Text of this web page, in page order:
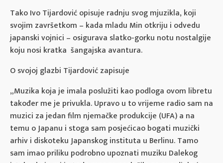
Tako Ivo Tijardović opisuje radnju svog mjuzikla, koji
svojim završetkom – kada mladu Min otkriju i odvedu
japanski vojnici – osigurava slatko-gorku notu nostalgije
koju nosi kratka šangajska avantura.
O svojoj glazbi Tijardović zapisuje
„Muzika koja je imala poslužiti kao podloga ovom libretu
također me je privukla. Upravo u to vrijeme radio sam na
muzici za jedan film njemačke produkcije (UFA) a na
temu o Japanu i stoga sam posjećicao bogati muzički
arhiv i diskoteku Japanskog instituta u Berlinu. Tamo
sam imao priliku podrobno upoznati muziku Dalekog